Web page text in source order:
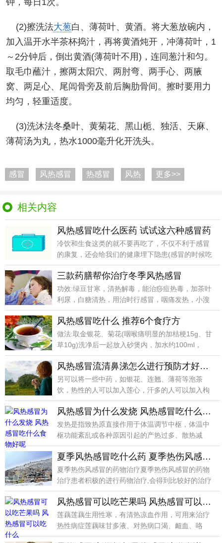
钟，每日1次。
(2)擦洗法大葱白、薄荷叶、黄酒。将大葱放碗内，
加入温开水半茶杯捣汁，再将黄酒炖开，冲薄荷叶，1
～2分钟后，倒出黄酒(薄荷叶不用)，连同葱汁和匀。
取毛巾蘸汁，擦两太阳穴、两肘弯、两手心、两腋
窝、两足心、尾闾骨旁及前后胸肋骨间。擦时要用力
均匀，轻重适度。
(3)洗沐法冬桑叶、黄菊花、黑山栀、独活、天麻、
薄荷汤为丸，热水1000毫升化开洗头。
感冒 风热感冒 热感冒 风热 更多>>
相关内容
风热感冒吃什么医药 试试这六种感冒药
冷饮和生食这类的就不要再吃了，不仅不利于感冒
的康复，还会给我们的健康埋下隐患(感冒的时候吃
生冷食物会
三款药膳帮你治疗冬季风热感冒
功效:绿豆甘寒，清热解毒，能治痧痘热毒，加茶叶
利尿，白糖清热，用治时行感冒，咽痛发热，小溲
不利或兼有
风热感冒吃什么 推荐6个食疗方
做法:取金银花、菊花(咽喉痛明显的加桔梗15g、甘
草10g)洗净后一起放入砂煲内，加水约100ml，
风热感冒流清鼻涕怎么进行预防才好呢 治疗风热感冒的食疗法
另可以将一些中药，如银花、连翘、薄荷等泡茶
饮，热性的人可以加入莲心，汗多的人可以加入枸
杞子，湿重的人
风热感冒为什么发烧 风热感冒吃什么食物好呢
发热是指致热原直接作用于体温调节中枢，体温中
枢功能紊乱或各种原因引起的产热过多、散热减
少，导致体温升
夏季风热感冒吃什么药 夏季热伤风感冒的药物及食疗治疗
夏季热伤风感冒的药物治疗夏季热伤风感冒的药物
治疗患者积极的进行药物治疗,会得到比较好的治疗
效果,要是
风热感冒可以吃芒果吗 风热感冒可以吃什么
莲藕莲藕生用性寒，有清热凉血作用，可用来治疗
热性病症莲藕味甘多液、对热病口渴、衄血、咯
血、下血者尤为